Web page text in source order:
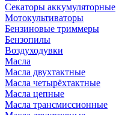
Секаторы аккумуляторные
Мотокультиваторы
Бензиновые триммеры
Бензопилы
Воздуходувки
Масла
Масла двухтактные
Масла четырёхтактные
Масла цепные
Масла трансмиссионные